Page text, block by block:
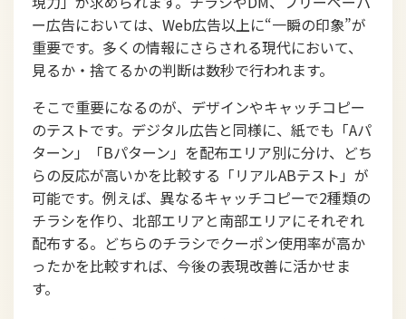
ー広告においては、Web広告以上に“一瞬の印象”が
重要です。多くの情報にさらされる現代において、
見るか・捨てるかの判断は数秒で行われます。
そこで重要になるのが、デザインやキャッチコピー
のテストです。デジタル広告と同様に、紙でも「Aパ
ターン」「Bパターン」を配布エリア別に分け、どち
らの反応が高いかを比較する「リアルABテスト」が
可能です。例えば、異なるキャッチコピーで2種類の
チラシを作り、北部エリアと南部エリアにそれぞれ
配布する。どちらのチラシでクーポン使用率が高か
ったかを比較すれば、今後の表現改善に活かせま
す。